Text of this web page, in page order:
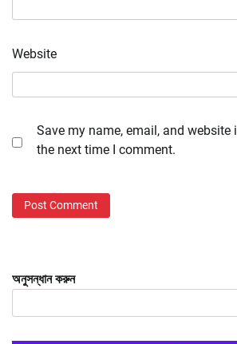
Website
Save my name, email, and website
the next time I comment.
অনুসন্ধান করুন